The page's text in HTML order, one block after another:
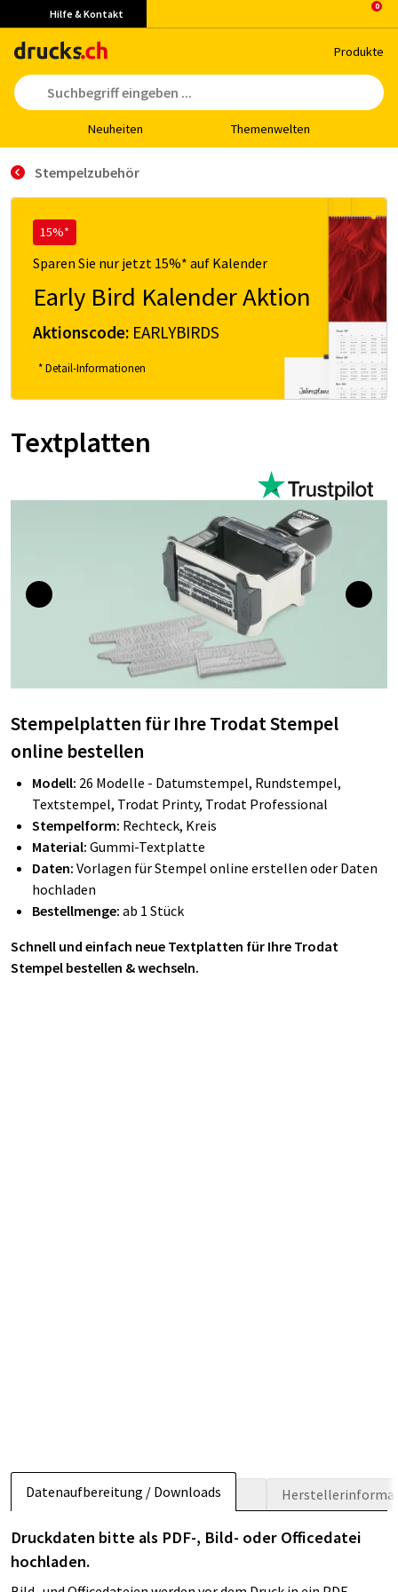
Hilfe & Kontakt
Pro­duk­te
Neu­hei­ten The­men­wel­ten
Stempelzubehör
15%*
Sparen Sie nur jetzt 15%* auf Kalender
Early Bird Kalender Aktion
Aktionscode: EARLYBIRDS
* Detail-Informationen
Textplatten
Stempelplatten für Ihre Trodat Stempel
online bestellen
Modell: 26 Modelle - Datumstempel, Rundstempel,
Textstempel, Trodat Printy, Trodat Professional
Stempelform: Rechteck, Kreis
Material: Gummi-Textplatte
Daten: Vorlagen für Stempel online erstellen oder Daten
hochladen
Bestellmenge: ab 1 Stück
Schnell und einfach neue Textplatten für Ihre Trodat
Stempel bestellen & wechseln.
Datenaufbereitung / Downloads
Druckdaten bitte als PDF-, Bild- oder Officedatei
hochladen.